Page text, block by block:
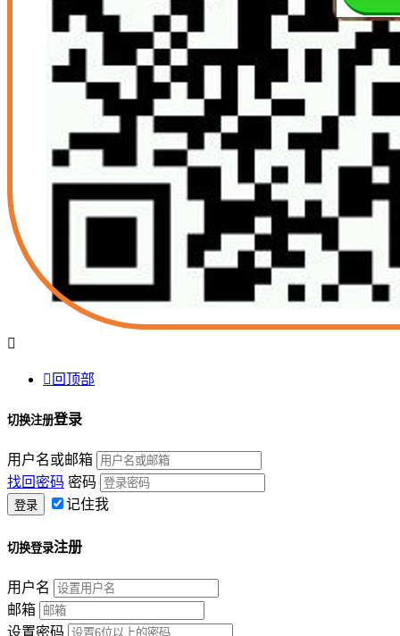

 回顶部
切换注册登录
用户名或邮箱
找回密码 密码
记住我
切换登录注册
用户名
邮箱
设置密码